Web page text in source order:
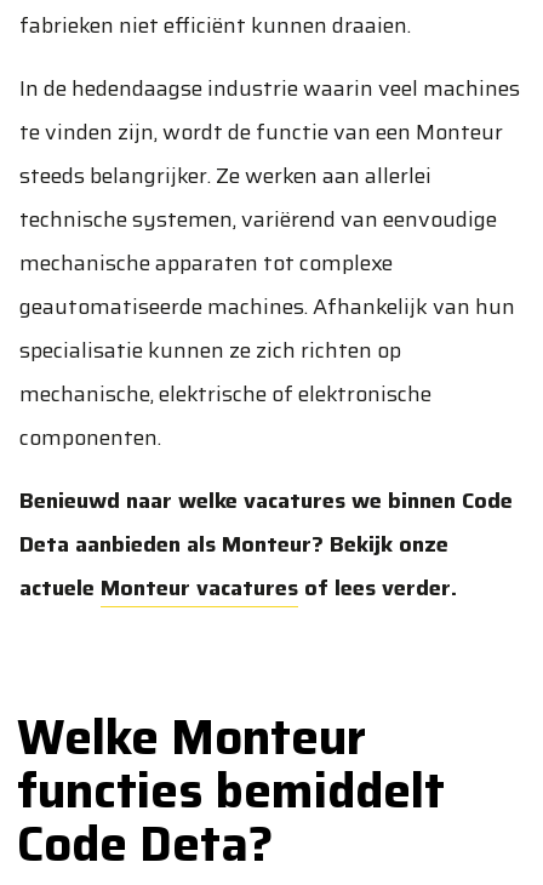
fabrieken niet efficiënt kunnen draaien.
In de hedendaagse industrie waarin veel machines
te vinden zijn, wordt de functie van een Monteur
steeds belangrijker. Ze werken aan allerlei
technische systemen, variërend van eenvoudige
mechanische apparaten tot complexe
geautomatiseerde machines. Afhankelijk van hun
specialisatie kunnen ze zich richten op
mechanische, elektrische of elektronische
componenten.
Benieuwd naar welke vacatures we binnen Code
Deta aanbieden als Monteur? Bekijk onze
actuele Monteur vacatures of lees verder.
Welke Monteur
functies bemiddelt
Code Deta?